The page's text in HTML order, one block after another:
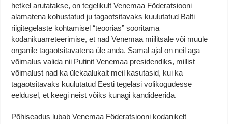
hetkel arutatakse, on tegelikult Venemaa Föderatsiooni
alamatena kohustatud ju tagaotsitavaks kuulutatud Balti
riigitegelaste kohtamisel “teoorias” sooritama
kodanikuarreteerimise, et nad Venemaa miilitsale või muule
organile tagaotsitavatena üle anda. Samal ajal on neil aga
võimalus valida nii Putinit Venemaa presidendiks, millist
võimalust nad ka ülekaalukalt meil kasutasid, kui ka
tagaotsitavaks kuulutatud Eesti tegelasi volikogudesse
eeldusel, et keegi neist võiks kunagi kandideerida.
Põhiseadus lubab Venemaa Föderatsiooni kodanikelt